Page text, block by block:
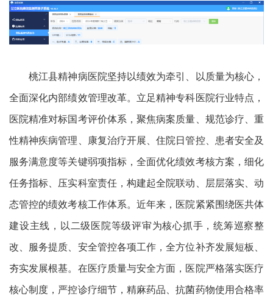
桃江县精神病医院坚持以绩效为牵引、以质量为核心，
全面深化内部绩效管理改革。立足精神专科医院行业特点，
医院精准对标国考评价体系，聚焦病案质量、规范诊疗、重
性精神疾病管理、康复治疗开展、住院日管控、患者安全及
服务满意度等关键弱项指标，全面优化绩效考核方案，细化
任务指标、压实科室责任，构建起全院联动、层层落实、动
态管控的绩效考核工作体系。近年来，医院紧紧围绕医共体
建设主线，以二级医院等级评审为核心抓手，统筹巡察整
改、服务提质、安全管控各项工作，全方位补齐发展短板、
夯实发展根基。在医疗质量与安全方面，医院严格落实医疗
核心制度，严控诊疗细节，精麻药品、抗菌药物使用合格率